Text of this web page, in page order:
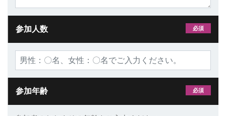
参加人数 必須
参加年齢 必須